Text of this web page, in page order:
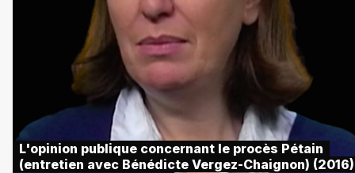
L'opinion publique concernant le procès Pétain
(entretien avec Bénédicte Vergez-Chaignon) (2016)